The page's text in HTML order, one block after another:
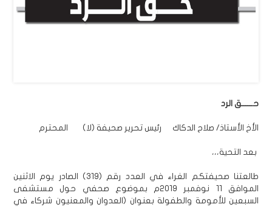
حــــــق الرد
الأخ الأستاذ/ صلاح الدكاك رئيس تحرير صحيفة (لا) المحترم
بعد التحية،،،
طالعتنا صحيفتكم الغراء في العدد رقم (319) الصادر يوم الاثنين
الموافق 11 نوفمبر 2019م بموضوع صحفي حول مستشفى
السبعين للأمومة والطفولة بعنوان (العدوان والمعنيون شركاء في